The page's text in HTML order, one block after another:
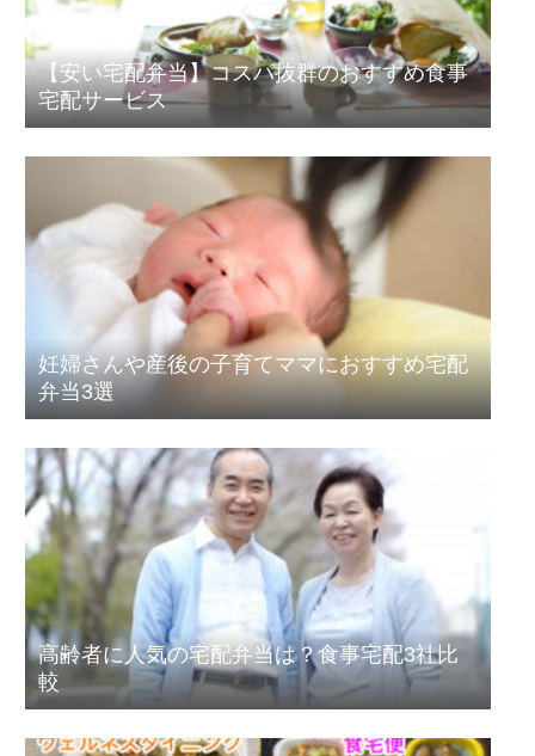
【安い宅配弁当】コスパ抜群のおすすめ食事
宅配サービス
妊婦さんや産後の子育てママにおすすめ宅配
弁当3選
高齢者に人気の宅配弁当は？食事宅配3社比
較